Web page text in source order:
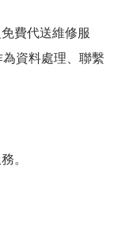
費代送維修服
資料處理、聯繫
。